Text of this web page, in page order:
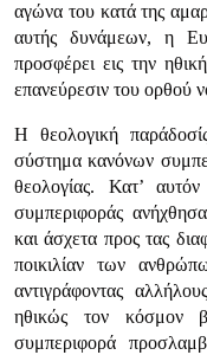
αγώνα του κατά της
αυτής δυνάμεων, η
προσφέρει εις την
επανεύρεσιν του ορθού
Η θεολογική
σύστημα κανόνων
θεολογίας. Κατ’
συμπεριφοράς
και άσχετα προς τας
ποικιλίαν των
αντιγράφοντας
ηθικώς τον κόσμον
συμπεριφορά